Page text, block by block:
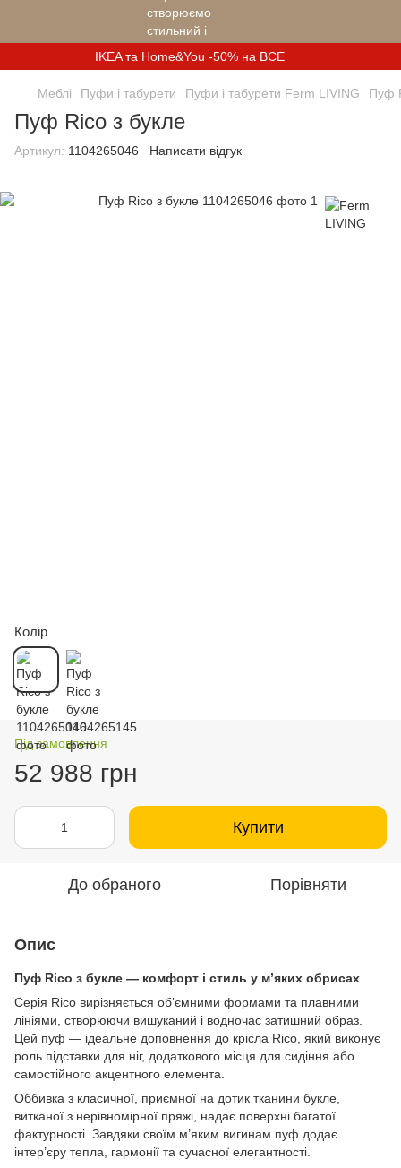
IKEA та Home&You -50% на ВСЕ
Меблі Пуфи і табурети Пуфи і табурети Ferm LIVING Пуф
Пуф Rico з букле
Артикул: 1104265046 Написати відгук
Колір
Під замовлення
52 988 грн
Купити
До обраного Порівняти
Опис
Пуф Rico з букле — комфорт і стиль у м’яких обрисах
Серія Rico вирізняється об’ємними формами та плавними
лініями, створюючи вишуканий і водночас затишний образ.
Цей пуф — ідеальне доповнення до крісла Rico, який виконує
роль підставки для ніг, додаткового місця для сидіння або
самостійного акцентного елемента.
Оббивка з класичної, приємної на дотик тканини букле,
витканої з нерівномірної пряжі, надає поверхні багатої
фактурності. Завдяки своїм м’яким вигинам пуф додає
інтер’єру тепла, гармонії та сучасної елегантності.